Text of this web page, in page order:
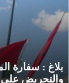
بلاغ : سفارة
والتحريض على